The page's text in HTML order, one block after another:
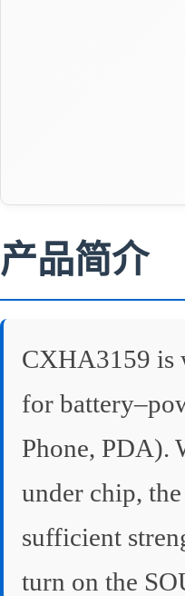
产品简介
CXHA3159 is
for
Phone, PDA).
under chip,
sufficient
turn on the